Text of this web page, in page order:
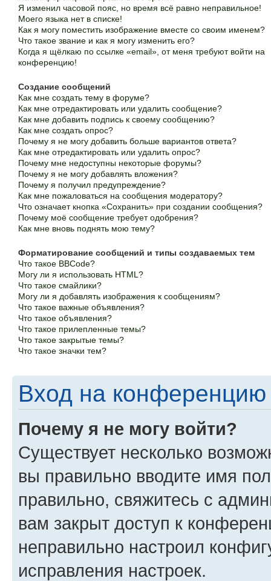
Я изменил часовой пояс, но время всё равно неправильное!
Моего языка нет в списке!
Как я могу поместить изображение вместе со своим именем?
Что такое звание и как я могу изменить его?
Когда я щёлкаю по ссылке «email», от меня требуют войти на
конференцию!
Создание сообщений
Как мне создать тему в форуме?
Как мне отредактировать или удалить сообщение?
Как мне добавить подпись к своему сообщению?
Как мне создать опрос?
Почему я не могу добавить больше вариантов ответа?
Как мне отредактировать или удалить опрос?
Почему мне недоступны некоторые форумы?
Почему я не могу добавлять вложения?
Почему я получил предупреждение?
Как мне пожаловаться на сообщения модератору?
Что означает кнопка «Сохранить» при создании сообщения?
Почему моё сообщение требует одобрения?
Как мне вновь поднять мою тему?
Форматирование сообщений и типы создаваемых тем
Что такое BBCode?
Могу ли я использовать HTML?
Что такое смайлики?
Могу ли я добавлять изображения к сообщениям?
Что такое важные объявления?
Что такое объявления?
Что такое прилепленные темы?
Что такое закрытые темы?
Что такое значки тем?
Вход на конференцию
Почему я не могу войти?
Существует несколько
вы правильно вводите имя
правильно, свяжитесь с
вам закрыт доступ к
неправильно настроил
исправления настроек.